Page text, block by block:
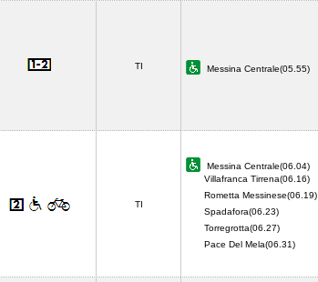
TI Messina Centrale(05.55)
TI
Messina Centrale(06.04)
Villafranca Tirrena(06.16)
Rometta Messinese(06.19)
Spadafora(06.23)
Torregrotta(06.27)
Pace Del Mela(06.31)